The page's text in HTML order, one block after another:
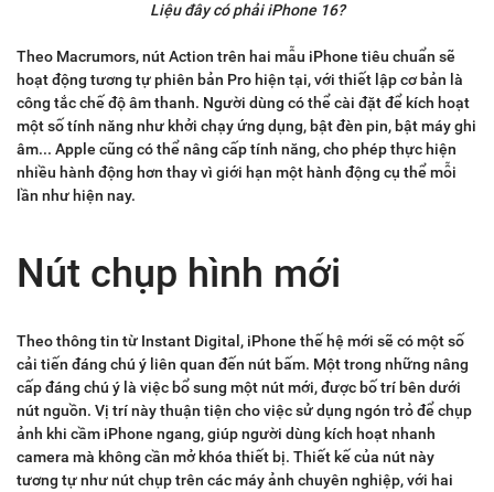
Liệu đây có phải iPhone 16?
Theo Macrumors, nút Action trên hai mẫu iPhone tiêu chuẩn sẽ
hoạt động tương tự phiên bản Pro hiện tại, với thiết lập cơ bản là
công tắc chế độ âm thanh. Người dùng có thể cài đặt để kích hoạt
một số tính năng như khởi chạy ứng dụng, bật đèn pin, bật máy ghi
âm... Apple cũng có thể nâng cấp tính năng, cho phép thực hiện
nhiều hành động hơn thay vì giới hạn một hành động cụ thể mỗi
lần như hiện nay.
Nút chụp hình mới
Theo thông tin từ Instant Digital, iPhone thế hệ mới sẽ có một số
cải tiến đáng chú ý liên quan đến nút bấm. Một trong những nâng
cấp đáng chú ý là việc bổ sung một nút mới, được bố trí bên dưới
nút nguồn. Vị trí này thuận tiện cho việc sử dụng ngón trỏ để chụp
ảnh khi cầm iPhone ngang, giúp người dùng kích hoạt nhanh
camera mà không cần mở khóa thiết bị. Thiết kế của nút này
tương tự như nút chụp trên các máy ảnh chuyên nghiệp, với hai